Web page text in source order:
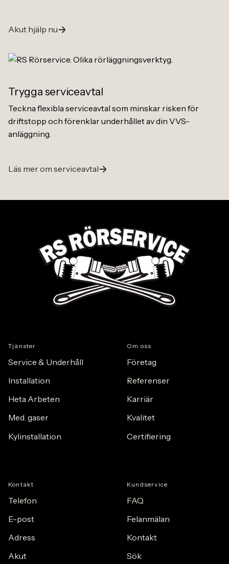
Akut hjälp nu
Trygga serviceavtal
Teckna flexibla serviceavtal som minskar risken för
driftstopp och förenklar underhållet av din VVS-
anläggning.
Läs mer om serviceavtal
Tj ä nster
Service & Underhåll
Installation
Heta Arbeten
Med. gaser
Kylinstallation
Om oss
Företag
Referenser
Karriär
Kvalitet
Certifiering
Kontakt
Telefon
E-post
Adress
Akut
Kundservice
FAQ
Felanmälan
Kontakt
Sök